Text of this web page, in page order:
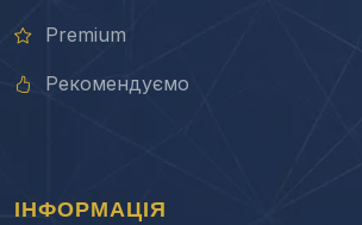
Premium
Рекомендуємо
ІНФОРМАЦІЯ